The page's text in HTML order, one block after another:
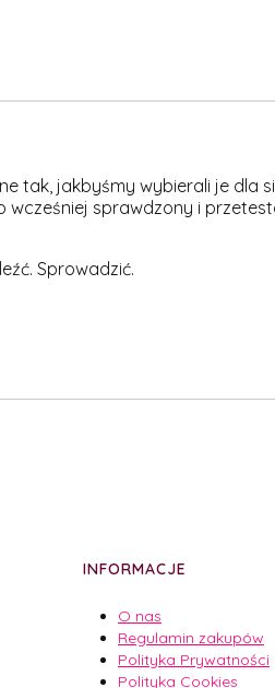
tak, jakbyśmy wybierali je dla
sprawdzony i
Sprowadzić.
INFORMACJE
O nas
Regulamin zakupów
Polityka Prywatności
Polityka Cookies